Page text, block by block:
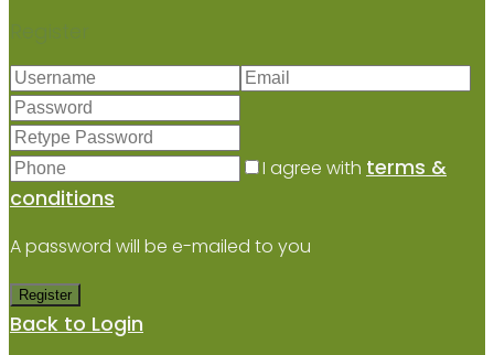
Register
I agree with terms &
conditions
A password will be e-mailed to you
Register
Back to Login